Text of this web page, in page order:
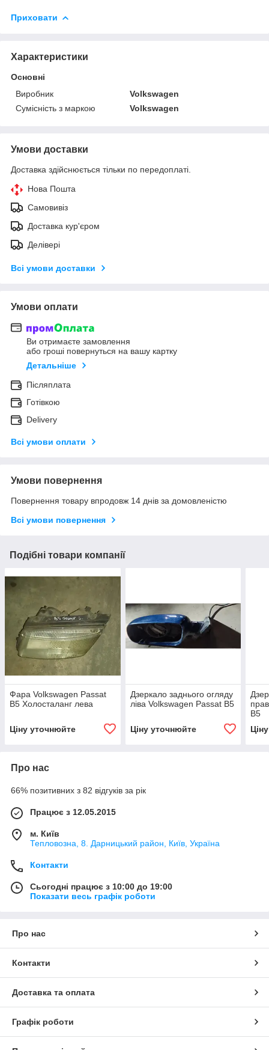
Приховати
Характеристики
Основні
Виробник
Volkswagen
Сумісність з маркою
Volkswagen
Умови доставки
Доставка здійснюється тільки по передоплаті.
Нова Пошта
Самовивіз
Доставка кур'єром
Делівері
Всі умови доставки
Умови оплати
Ви отримаєте замовлення
або гроші повернуться на вашу картку
Детальніше
Післяплата
Готівкою
Delivery
Всі умови оплати
Умови повернення
Повернення товару впродовж 14 днів за домовленістю
Всі умови повернення
Подібні товари компанії
Фара Volkswagen Passat
B5 Холосталанг лева
Ціну уточнюйте
Дзеркало заднього огляду
ліва Volkswagen Passat B5
Ціну уточнюйте
B5
Про нас
66% позитивних з 82 відгуків за рік
Працює з 12.05.2015
м. Київ
Тепловозна, 8. Дарницький район, Київ, Україна
Контакти
Сьогодні працює з 10:00 до 19:00
Показати весь графік роботи
Про нас
Контакти
Доставка та оплата
Графік роботи